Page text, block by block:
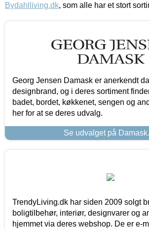
Bydahlliving.dk, som alle har et stort
Georg Jensen Damask er anerkendt
designbrand, og i deres sortiment
badet, bordet, køkkenet, sengen og
her for at se deres udvalg.
Se udvalget på
TrendyLiving.dk har siden 2009 solgt
boligtilbehør, interiør, designvarer og
hjemmet via deres webshop. De er e-